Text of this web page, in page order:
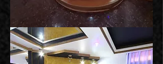
Suíte
Lisboa